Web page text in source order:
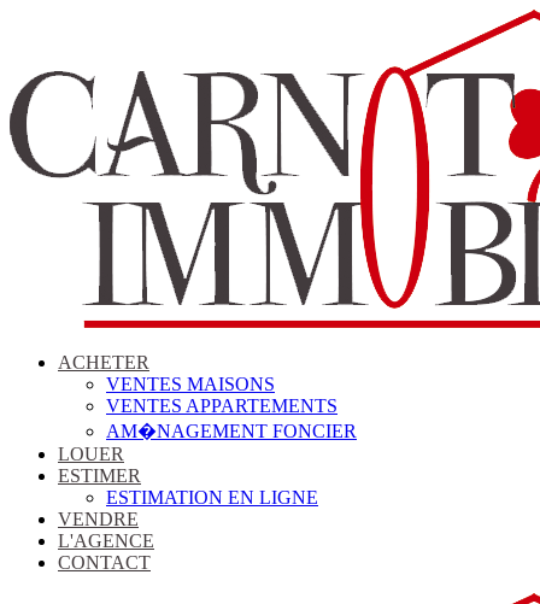
ACHETER
VENTES MAISONS
VENTES APPARTEMENTS
AM�NAGEMENT FONCIER
LOUER
ESTIMER
ESTIMATION EN LIGNE
VENDRE
L'AGENCE
CONTACT